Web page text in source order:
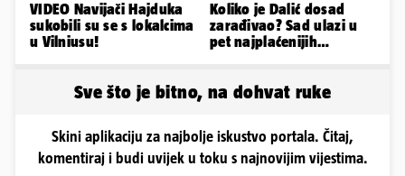
VIDEO Navijači Hajduka
sukobili su se s lokalcima
u Vilniusu!
Koliko je Dalić dosad
zarađivao? Sad ulazi u
pet najplaćenijih
Sve što je bitno, na dohvat ruke
Skini aplikaciju za najbolje iskustvo portala. Čitaj,
komentiraj i budi uvijek u toku s najnovijim vijestima.